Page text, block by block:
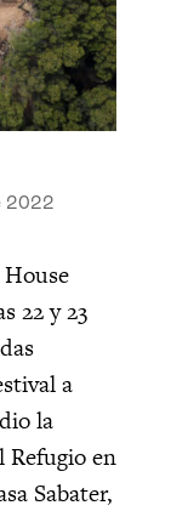
2022
22 y 23
a
la
Refugio en
Sabater,